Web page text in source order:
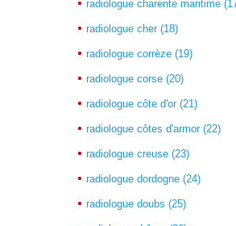
radiologue charente maritime
radiologue cher (18)
radiologue corrèze (19)
radiologue corse (20)
radiologue côte d'or (21)
radiologue côtes d'armor (22)
radiologue creuse (23)
radiologue dordogne (24)
radiologue doubs (25)